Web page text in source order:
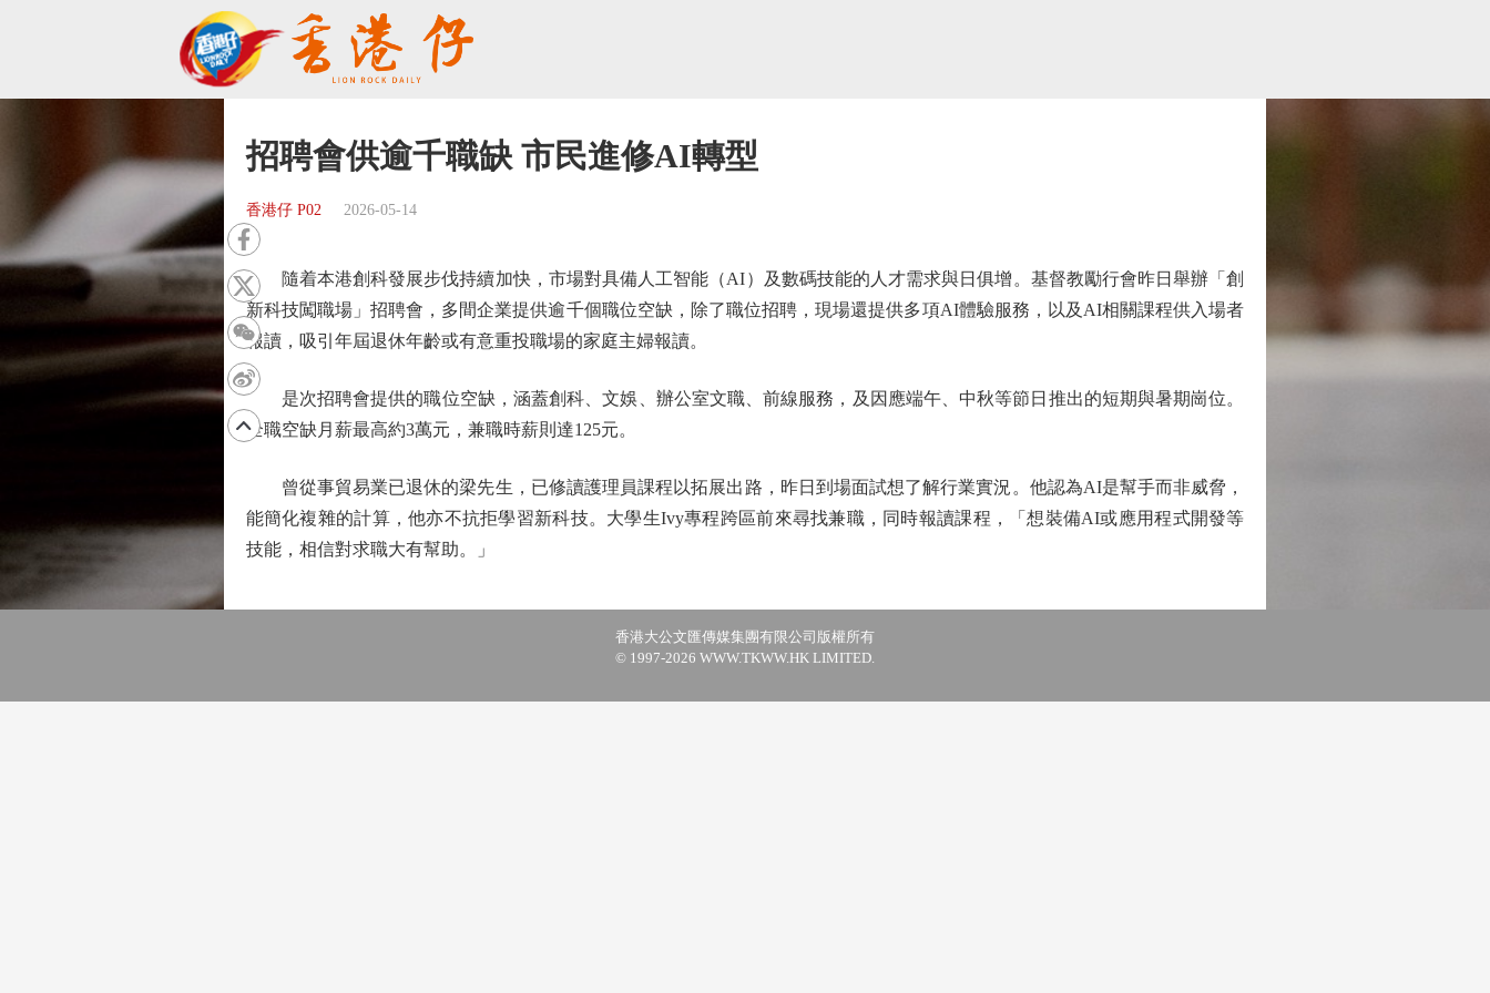
招聘會供逾千職缺 市民進修AI轉型
香港仔 P02 2026-05-14
隨着本港創科發展步伐持續加快，市場對具備人工智能（AI）及數碼技能的人才需求與日俱增。基督教勵行會昨日舉辦「創
新科技闖職場」招聘會，多間企業提供逾千個職位空缺，除了職位招聘，現場還提供多項AI體驗服務，以及AI相關課程供入場者
報讀，吸引年屆退休年齡或有意重投職場的家庭主婦報讀。
是次招聘會提供的職位空缺，涵蓋創科、文娛、辦公室文職、前線服務，及因應端午、中秋等節日推出的短期與暑期崗位。
全職空缺月薪最高約3萬元，兼職時薪則達125元。
曾從事貿易業已退休的梁先生，已修讀護理員課程以拓展出路，昨日到場面試想了解行業實況。他認為AI是幫手而非威脅，
能簡化複雜的計算，他亦不抗拒學習新科技。大學生Ivy專程跨區前來尋找兼職，同時報讀課程，「想裝備AI或應用程式開發等
技能，相信對求職大有幫助。」
香港大公文匯傳媒集團有限公司版權所有
© 1997-2026 WWW.TKWW.HK LIMITED.